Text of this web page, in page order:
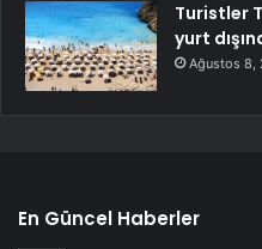
Turistler
yurt
Ağustos 8,
En Güncel Haberler